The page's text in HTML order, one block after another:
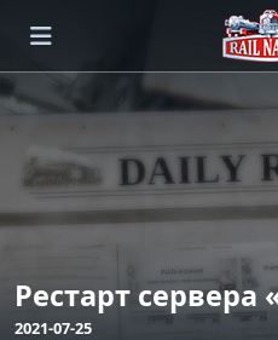
Рестарт сервера
2021-07-25